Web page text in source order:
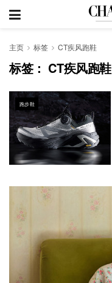
主页 标签 CT疾风跑鞋
标签： CT疾风跑鞋
跑步鞋